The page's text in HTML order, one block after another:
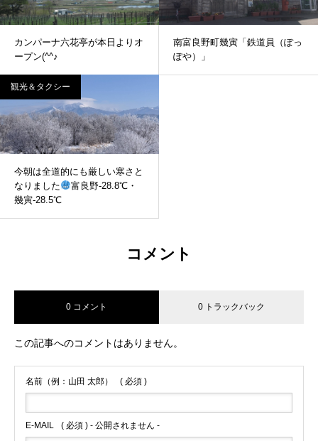
カンパーナ六花亭が本日よりオ
ープン(^^♪
南富良野町幾寅「鉄道員（ぽっ
ぽや）」
観光＆タクシー
今朝は全道的にも厳しい寒さと
なりました
富良野-28.8℃・
幾寅-28.5℃
コメント
0 コメント 0 トラックバック
この記事へのコメントはありません。
名前（例：山田 太郎） ( 必須 )
E-MAIL ( 必須 ) - 公開されません -